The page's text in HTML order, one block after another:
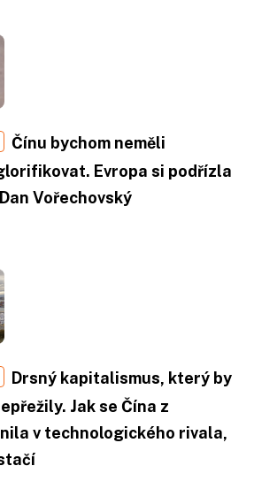
Čínu bychom neměli
Evropa si podřízla
Vořechovský
Drsný kapitalismus, který by
Jak se Čína z
v technologického rivala,